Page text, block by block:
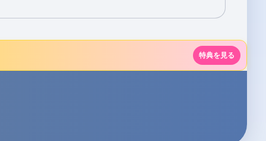
特典を見る